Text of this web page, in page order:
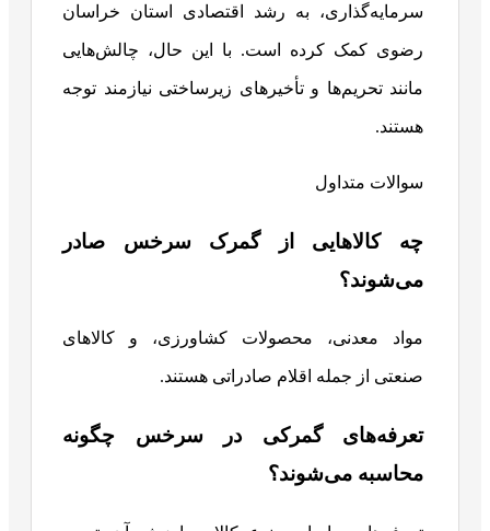
سرمایه‌گذاری، به رشد اقتصادی استان خراسان
رضوی کمک کرده است. با این حال، چالش‌هایی
مانند تحریم‌ها و تأخیرهای زیرساختی نیازمند توجه
هستند.
سوالات متداول
چه کالاهایی از گمرک سرخس صادر
می‌شوند؟
مواد معدنی، محصولات کشاورزی، و کالاهای
صنعتی از جمله اقلام صادراتی هستند.
تعرفه‌های گمرکی در سرخس چگونه
محاسبه می‌شوند؟